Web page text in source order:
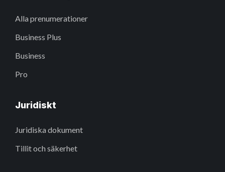
Alla prenumerationer
Business Plus
Business
Pro
Juridiskt
Juridiska dokument
Tillit och säkerhet